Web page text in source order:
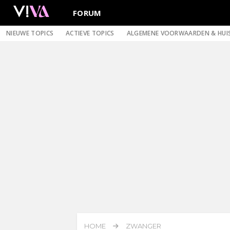
FORUM
NIEUWE TOPICS ACTIEVE TOPICS ALGEMENE VOORWAARDEN &
HOME ZWANGER